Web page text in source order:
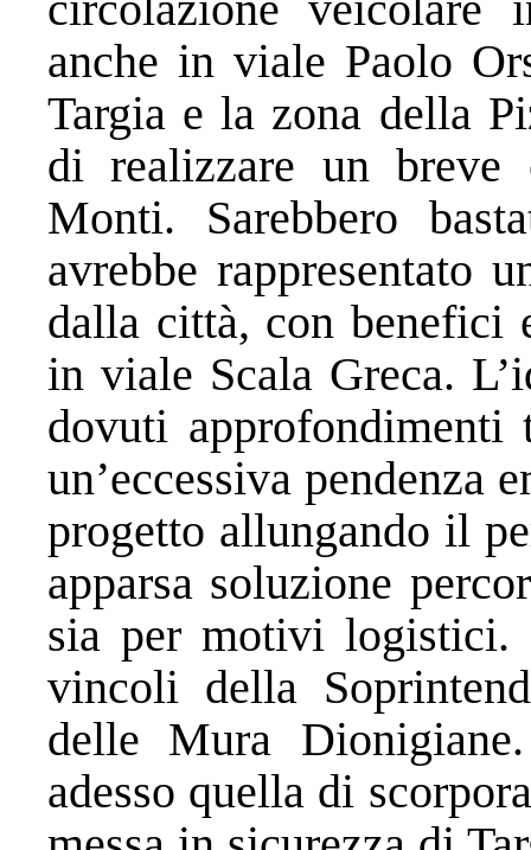
anche in viale Paolo
Targia e la zona della
di realizzare un breve
Monti. Sarebbero
avrebbe rappresentato
dalla città, con benefici
in viale Scala Greca.
dovuti
un’eccessiva pendenza
progetto allungando il
apparsa soluzione
sia per motivi logistici.
vincoli della
delle Mura
adesso quella di